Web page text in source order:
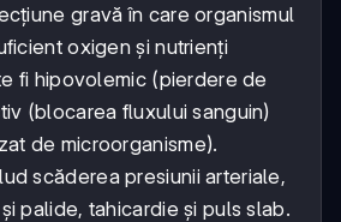
gravă în care organismul
oxigen și nutrienți
fi hipovolemic (pierdere de
(blocarea fluxului sanguin)
de microorganisme).
scăderea presiunii arteriale,
palide, tahicardie și puls slab.